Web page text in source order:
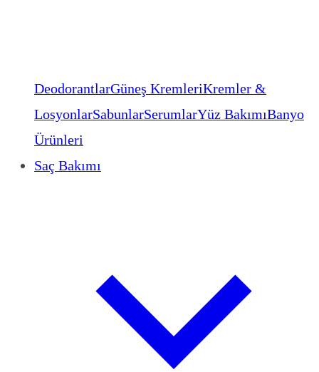
DeodorantlarGüneş KremleriKremler &
LosyonlarSabunlarSerumlarYüz BakımıBanyo
Ürünleri
Saç Bakımı